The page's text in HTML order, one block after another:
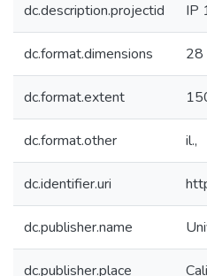
dc.description.projectid IP
dc.format.dimensions 28
dc.format.extent
dc.format.other il.,
dc.identifier.uri
dc.publisher.name
dc.publisher.place